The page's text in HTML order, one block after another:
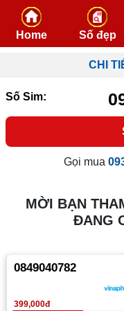
Home Số đẹp
CHI
Số Sim:
Gọi mua
MỜI BẠN
ĐANG
0849040782
399,000đ